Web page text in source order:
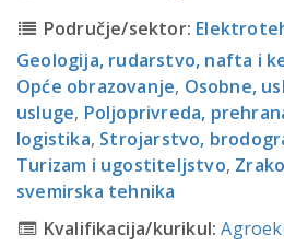
Područje/sektor:
Geologija, rudarstvo, nafta i
Opće obrazovanje, Osobne,
usluge, Poljoprivreda,
logistika, Strojarstvo,
Turizam i ugostiteljstvo,
svemirska tehnika
Kvalifikacija/kurikul: